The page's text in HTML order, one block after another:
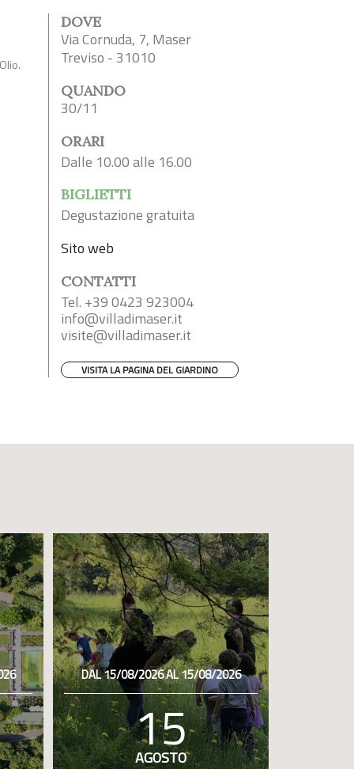
DOVE
Via Cornuda, 7, Maser
Treviso - 31010
QUANDO
30/11
ORARI
Dalle 10.00 alle 16.00
BIGLIETTI
Degustazione gratuita
Sito web
CONTATTI
Tel. +39 0423 923004
info@villadimaser.it
visite@villadimaser.it
VISITA LA PAGINA DEL GIARDINO
DAL 15/08/2026 AL 15/08/2026
15
AGOSTO